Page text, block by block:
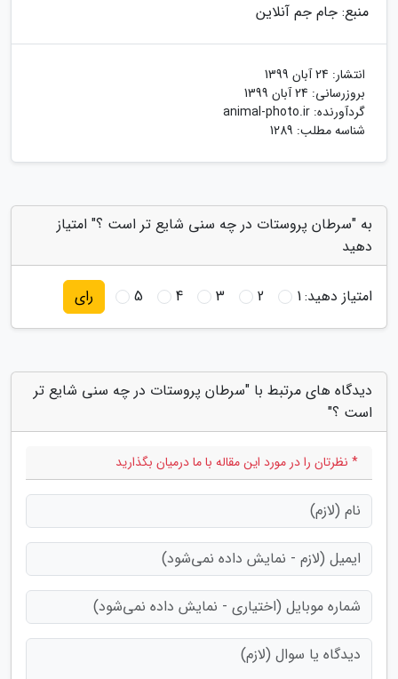
منبع: جام جم آنلاین
انتشار: 24 آبان 1399
بروزرسانی: 24 آبان 1399
گردآورنده: animal-photo.ir
شناسه مطلب: 1289
به "سرطان پروستات در چه سنی شایع تر است ؟" امتیاز
دهید
امتیاز دهید:1
2
3
4
5 رای
دیدگاه های مرتبط با "سرطان پروستات در چه سنی شایع تر
است ؟"
* نظرتان را در مورد این مقاله با ما درمیان بگذارید